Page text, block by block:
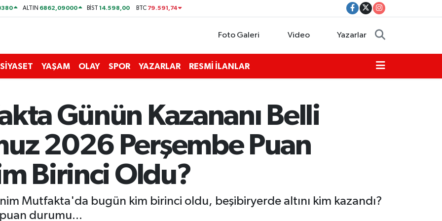
ALTIN 6862,09000 BİST14.598,00 BTC 79.591,74
Foto Galeri Video Yazarlar
SİYASET YAŞAM OLAY SPOR YAZARLAR RESMİ İLANLAR
Günün Kazananı Belli
2026 Perşembe Puan
Birinci Oldu?
Mutfakta'da bugün kim birinci oldu, beşibiryerde altını kim kazandı?
durumu...